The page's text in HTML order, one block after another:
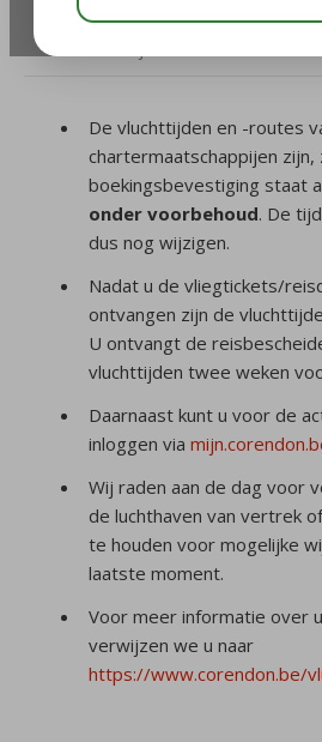
/ Uw vlucht / Waar vind ik
De vluchttijden en -routes
chartermaatschappijen zijn,
boekingsbevestiging staat
onder voorbehoud. De
dus nog wijzigen.
Nadat u de vliegtickets/
ontvangen zijn de
U ontvangt de
vluchttijden twee weken
Daarnaast kunt u voor de
inloggen via
Wij raden aan de dag voor
de luchthaven van vertrek
te houden voor mogelijke
laatste moment.
Voor meer informatie over
verwijzen we u naar
https://www.corendon.be/